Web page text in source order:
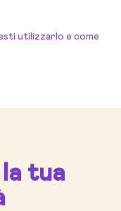
utilizzarlo e come
tua